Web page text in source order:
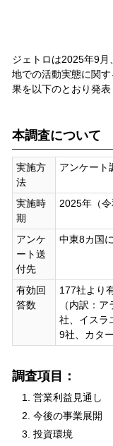
ジェトロは2025年9月
地での活動実態に関
果を以下のとおり発表
本調査について
実施方
法
アンケート
実施時
期
2025年（
アンケ
ート送
付先
中東8カ国
有効回
答数
177社より
（内訳：
社、イスラ
9社、カタ
調査項目：
営業利益見通し
今後の事業展開
投資環境